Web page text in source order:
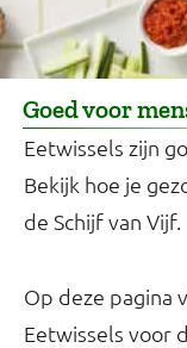
Goed voor
Eetwissels zijn
Bekijk hoe je
de Schijf van Vijf.
Op deze pagina
Eetwissels voor